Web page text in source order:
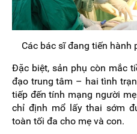
Các bác sĩ đang tiến hành
Đặc biệt, sản phụ còn mắc
đạo trung tâm – hai tình
tiếp đến tính mạng người
chỉ định mổ lấy thai sớm
toàn tối đa cho mẹ và con.